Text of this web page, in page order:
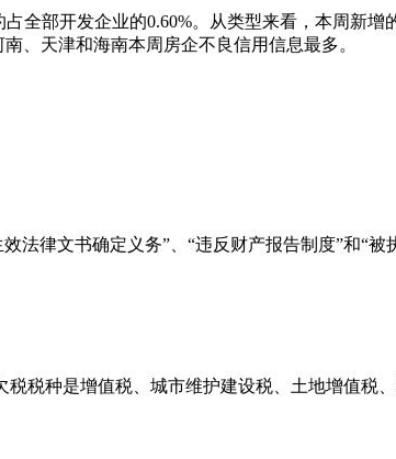
占全部开发企业的0.60%。从类型来看，本周新增
、天津和海南本周房企不良信用信息最多。
律文书确定义务”、“违反财产报告制度”和“被
税种是增值税、城市维护建设税、土地增值税